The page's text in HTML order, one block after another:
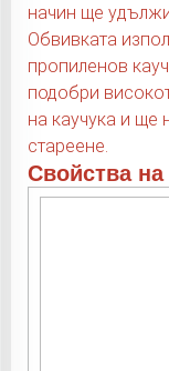
начин ще
Обвивката
пропиленов
подобри
на каучука и ще
стареене.
Свойства на